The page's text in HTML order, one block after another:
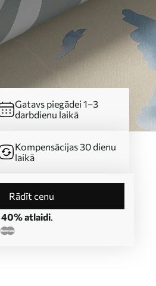
Gatavs piegādei 1–3
darbdienu laikā
Kompensācijas 30 dienu
laikā
Rādīt cenu
40% atlaidi.